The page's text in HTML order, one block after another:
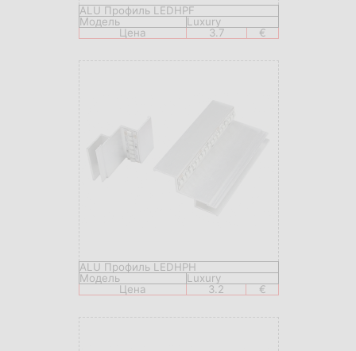
ALU Профиль LEDHPF
Модель
Luxury
Цена
3.7 €
ALU Профиль LEDHPH
Модель
Luxury
Цена
3.2 €